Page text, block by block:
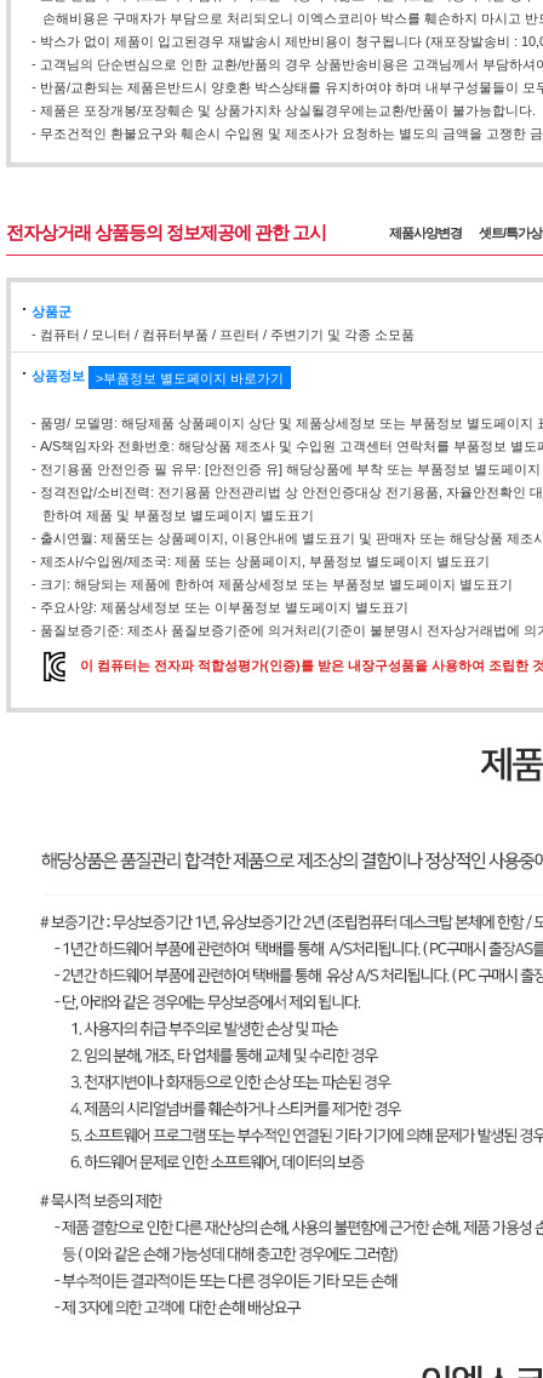
손해비용은 구매자가 부담으로 처리되오니 이엑스코리아 박스를 훼손하지 마시고
- 박스가 없이 제품이 입고된경우 재발송시 제반비용이 청구됩니다 (재포장발송비 :
- 고객님의 단순변심으로 인한 교환/반품의 경우 상품반송비용은 고객님께서 부담하
- 반품/교환되는 제품은반드시 양호환 박스상태를 유지하여야 하며 내부구성물들이 모
- 제품은 포장개봉/포장훼손 및 상품가지차 상실될경우에는교환/반품이 불가능합니다.
- 무조건적인 환불요구와 훼손시 수입원 및 제조사가 요청하는 별도의 금액을 고쟁한
전자상거래 상품등의 정보제공에 관한 고시 제품사양변경 셋트/특가
상품군
- 컴퓨터 / 모니터 / 컴퓨터부품 / 프린터 / 주변기기 및 각종 소모품
상품정보 >부품정보 별도페이지 바로가기
- 품명/ 모델명: 해당제품 상품페이지 상단 및 제품상세정보 또는 부품정보 별도페이지
- A/S책임자와 전화번호: 해당상품 제조사 및 수입원 고객센터 연락처를 부품정보 별도
- 전기용품 안전인증 필 유무: [안전인증 유] 해당상품에 부착 또는 부품정보 별도페이지
- 정격전압/소비전력: 전기용품 안전관리법 상 안전인증대상 전기용품, 자율안전확인
한하여 제품 및 부품정보 별도페이지 별도표기
- 출시연월: 제품또는 상품페이지, 이용안내에 별도표기 및 판매자 또는 해당상품 제조
- 제조사/수입원/제조국: 제품 또는 상품페이지, 부품정보 별도페이지 별도표기
- 크기: 해당되는 제품에 한하여 제품상세정보 또는 부품정보 별도페이지 별도표기
- 주요사양: 제품상세정보 또는 이부품정보 별도페이지 별도표기
- 품질보증기준: 제조사 품질보증기준에 의거처리(기준이 불분명시 전자상거래법에 의
이 컴퓨터는 전자파 적합성평가(인증)를 받은 내장구성품을 사용하여 조립한